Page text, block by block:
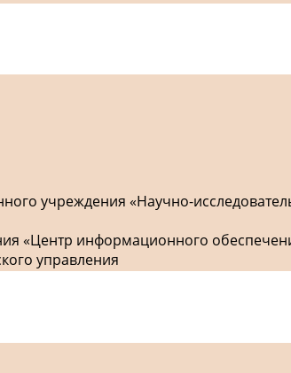
учреждения «Научно-
«Центр информационного
управления